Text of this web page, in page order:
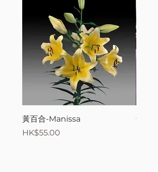
黃百合-Manissa
價格
HK$55.00
母親